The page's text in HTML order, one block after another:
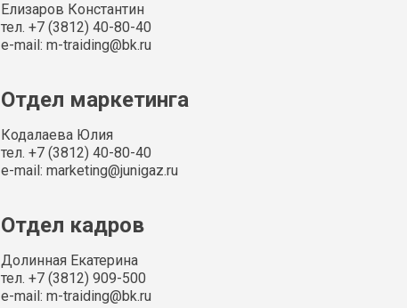
Елизаров Константин
тел. +7 (3812) 40-80-40
e-mail: m-traiding@bk.ru
Отдел маркетинга
Кодалаева Юлия
тел. +7 (3812) 40-80-40
e-mail: marketing@junigaz.ru
Отдел кадров
Долинная Екатерина
тел. +7 (3812) 909-500
e-mail: m-traiding@bk.ru